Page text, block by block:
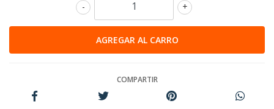
+
-
COMPARTIR